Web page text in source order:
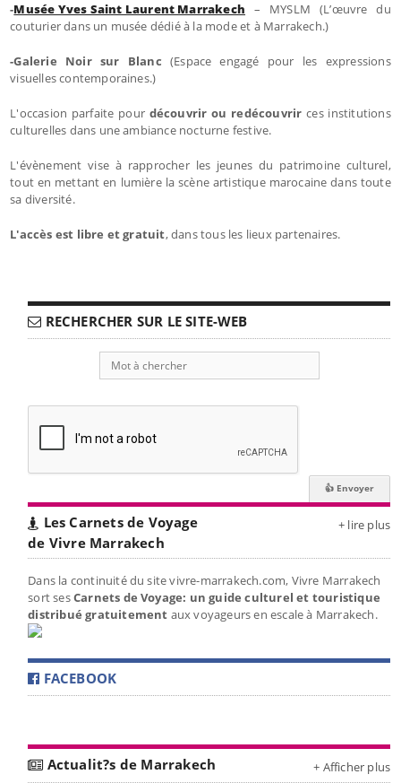
-Musée Yves Saint Laurent Marrakech
– MYSLM (L’œuvre du
couturier dans un musée dédié à la mode et à Marrakech.)
-Galerie Noir sur Blanc (Espace engagé pour les expressions
visuelles contemporaines.)
L'occasion parfaite pour découvrir ou redécouvrirces institutions
culturelles dans une ambiance nocturne festive.
L'évènement vise à rapprocher les jeunes du patrimoine culturel,
tout en mettant en lumière la scène artistique marocaine dans toute
sa diversité.
L'accès est libre et gratuit, dans tous les lieux partenaires.
RECHERCHER SUR LE SITE-WEB
Les Carnets de Voyage
de Vivre Marrakech
+ lire plus
Dans la continuité du site vivre-marrakech.com, Vivre Marrakech
sort sesCarnets de Voyage: un guide culturel et touristique
distribué gratuitement aux voyageurs en escale à Marrakech.
FACEBOOK
Actualit?s de Marrakech + Afficher plus